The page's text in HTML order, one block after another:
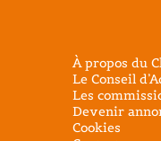
À propos du
Le Conseil
Les
Devenir
Cookies